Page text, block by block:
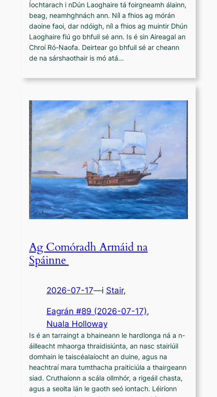
Íochtarach i nDún Laoghaire tá foirgneamh álainn,
beag, neamhghnách ann. Níl a fhios ag mórán
daoine faoi, dar ndóigh, níl a fhios ag muintir Dhún
Laoghaire fiú go bhfuil sé ann. Is é sin Aireagal an
Chroí Ró-Naofa. Deirtear go bhfuil sé ar cheann
de na sárshaothair is mó atá…
Ag Comóradh Armáid na
Spáinne
2026-07-17—i Stair,
Eagrán #89 (2026-07-17)
Nuala Holloway
Is é an tarraingt a bhaineann le hardlonga ná a n-
áilleacht mhaorga thraidisiúnta, an nasc stairiúil
domhain le taiscéalaíocht an duine, agus na
heachtraí mara tumthacha praiticiúla a thairgeann
siad. Cruthaíonn a scála ollmhór, a rigeáil chasta,
agus a seolta lán le gaoth seó iontach. Léiríonn